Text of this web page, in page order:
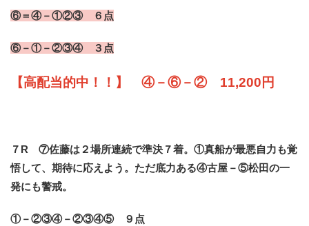
⑥＝④－①②③ ６点
⑥－①－②③④ ３点
【高配当的中！！】 ④－⑥－② 11,200円
７R ⑦佐藤は２場所連続で準決７着。①真船が最悪自力も覚
悟して、期待に応えよう。ただ底力ある④古屋－⑤松田の一
発にも警戒。
①－②③④－②③④⑤ ９点